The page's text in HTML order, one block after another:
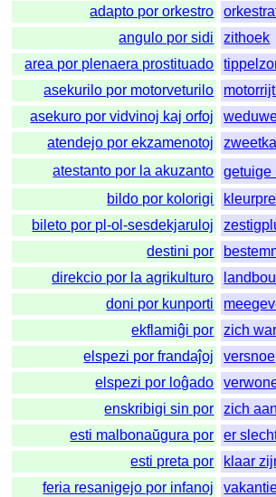
adapto por orkestro
angulo por sidi
zithoek
area por plenaera prostituado
asekurilo por motorveturilo
asekuro por vidvinoj kaj orfoj
atendejo por ekzamenotoj
atestanto por la akuzanto
bildo por kolorigi
bileto por pl-ol-sesdekjaruloj
destini por
direkcio por la agrikulturo
doni por kunporti
ekflamiĝi por
zich
elspezi por frandaĵoj
elspezi por loĝado
enskribigi sin por
zich
esti malbonaŭgura por
er
esti preta por
klaar
feria resanigejo por infanoj